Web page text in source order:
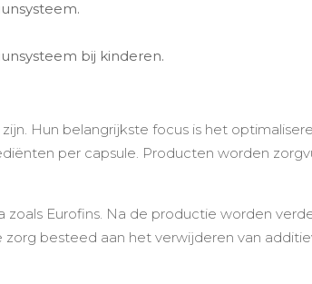
bij kinderen.
Hun belangrijkste focus is het
per capsule. Producten worden
Eurofins. Na de productie worden
besteed aan het verwijderen van